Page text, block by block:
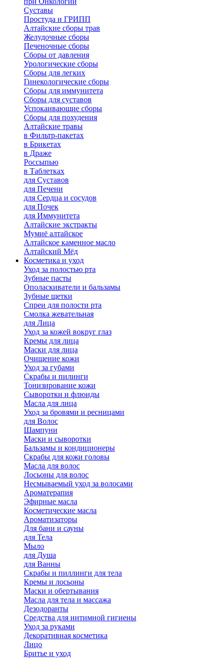
Суставы
Простуда и ГРИПП
Алтайские сборы трав
Желудочные сборы
Печеночные сборы
Сборы от давления
Урологические сборы
Сборы для легких
Гинекологические сборы
Сборы для иммунитета
Сборы для суставов
Успокаивающие сборы
Сборы для похудения
Алтайские травы
в Фильтр-пакетах
в Брикетах
в Драже
Россыпью
в Таблетках
для Cуставов
для Печени
для Сердца и сосудов
для Почек
для Иммунитета
Алтайские экстракты
Мумиё алтайское
Алтайское каменное масло
Алтайский Мёд
Косметика и уход
Уход за полостью рта
Зубные пасты
Ополаскиватели и бальзамы
Зубные щетки
Спреи для полости рта
Смолка жевательная
для Лица
Уход за кожей вокруг глаз
Кремы для лица
Маски для лица
Очищение кожи
Уход за губами
Скрабы и пилинги
Тонизирование кожи
Сыворотки и флюиды
Масла для лица
Уход за бровями и ресницами
для Волос
Шампуни
Маски и сыворотки
Бальзамы и кондиционеры
Скрабы для кожи головы
Масла для волос
Лосьоны для волос
Несмываемый уход за волосами
Ароматерапия
Эфирные масла
Косметические масла
Ароматизаторы
Для бани и сауны
для Тела
Мыло
для Душа
для Ванны
Скрабы и пиллинги для тела
Кремы и лосьоны
Маски и обертывания
Масла для тела и массажа
Дезодоранты
Средства для интимной гигиены
Уход за руками
Декоративная косметика
Лицо
Бритье и уход